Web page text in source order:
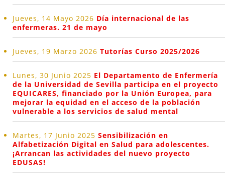
Jueves, 14 Mayo 2026 Día internacional de las
enfermeras. 21 de mayo
Jueves, 19 Marzo 2026 Tutorías Curso 2025/2026
Lunes, 30 Junio 2025 El Departamento de Enfermería
de la Universidad de Sevilla participa en el proyecto
EQUICARES, financiado por la Unión Europea, para
mejorar la equidad en el acceso de la población
vulnerable a los servicios de salud mental
Martes, 17 Junio 2025 Sensibilización en
Alfabetización Digital en Salud para adolescentes.
¡Arrancan las actividades del nuevo proyecto
EDUSAS!